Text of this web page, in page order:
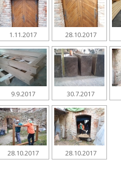
1.11.2017 28.10.2017
9.9.2017 30.7.2017
28.10.2017 28.10.2017